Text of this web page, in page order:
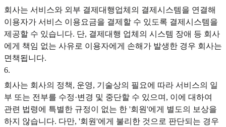
회사는 서비스와 외부 결제대행업체의 결제시스템을 연결해
이용자가 서비스 이용요금을 결제할 수 있도록 결제시스템을
제공할 수 있습니다. 단, 결제대행 업체의 시스템 장애 등 회사
에게 책임 없는 사유로 이용자에게 손해가 발생한 경우 회사는
면책됩니다.
6.
회사는 회사의 정책, 운영, 기술상의 필요에 따라 서비스의 일
부 또는 전부를 수정·변경 및 중단할 수 있으며, 이에 대하여
관련 법령에 특별한 규정이 없는 한 '회원'에게 별도의 보상을
하지 않습니다. 다만, '회원'에게 불리한 것으로 판단되는 경우